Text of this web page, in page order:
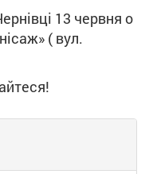
13 червня о
( вул.